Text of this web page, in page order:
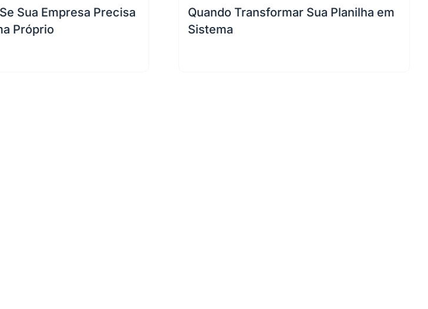
Sua Empresa Precisa
Próprio
Quando Transformar Sua Planilha em
Sistema